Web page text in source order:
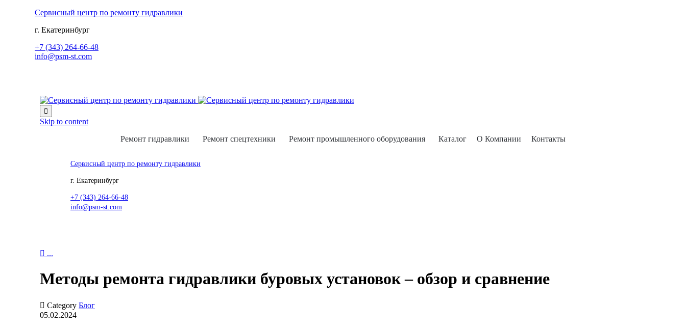
Сервисный центр по ремонту гидравлики
г. Екатеринбург
+7 (343) 264-66-48
info@psm-st.com

Skip to content
Ремонт гидравлики
Ремонт спецтехники Ремонт промышленного оборудования Каталог О Компании Контакты
Сервисный центр по ремонту гидравлики
г. Екатеринбург
+7 (343) 264-66-48
info@psm-st.com
 ...
Методы ремонта гидравлики буровых установок – обзор и сравнение
 Category Блог
05.02.2024